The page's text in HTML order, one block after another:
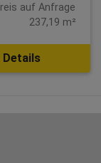
auf Anfrage
237,19 m²
Details